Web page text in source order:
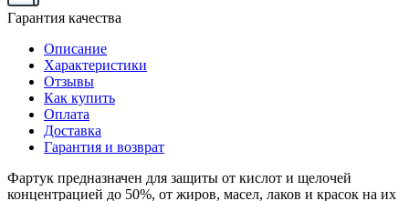
Гарантия качества
Описание
Характеристики
Отзывы
Как купить
Оплата
Доставка
Гарантия и возврат
Фартук предназначен для защиты от кислот и щелочей
концентрацией до 50%, от жиров, масел, лаков и красок на их